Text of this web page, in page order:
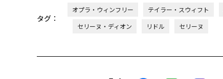
タグ：
オプラ・ウィンフリー テイラー・スウィフト
セリーヌ・ディオン
リドル セリーヌ